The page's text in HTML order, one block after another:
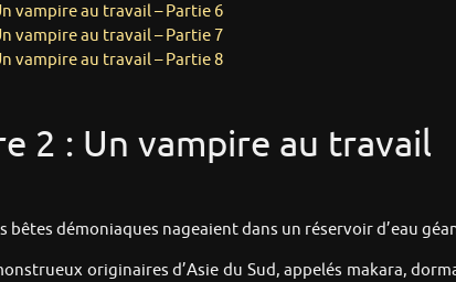
vampire au travail – Partie 6
vampire au travail – Partie 7
vampire au travail – Partie 8
2 : Un vampire au travail
bêtes démoniaques nageaient dans un réservoir d’eau
originaires d’Asie du Sud, appelés makara,